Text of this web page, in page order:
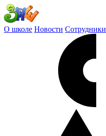
О школе Новости Сотрудники